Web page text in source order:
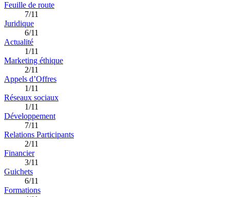
Feuille de route
7/11
Juridique
6/11
Actualité
1/11
Marketing éthique
2/11
Appels d’Offres
1/11
Réseaux sociaux
1/11
Développement
7/11
Relations Participants
2/11
Financier
3/11
Guichets
6/11
Formations